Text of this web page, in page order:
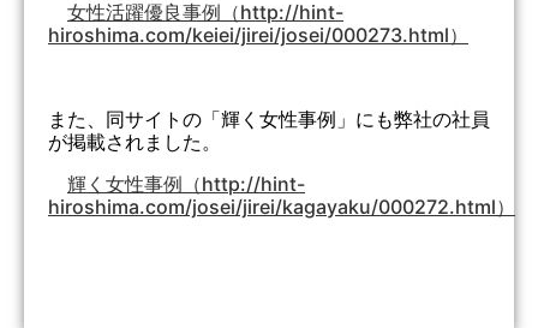
女性活躍優良事例（http://hint-
hiroshima.com/keiei/jirei/josei/000273.html）
また、同サイトの「輝く女性事例」にも弊社の社員
が掲載されました。
輝く女性事例（http://hint-
hiroshima.com/josei/jirei/kagayaku/000272.html）